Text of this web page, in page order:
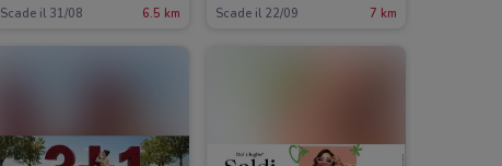
Scade il 31/08 6.5 km Scade il 22/09 7 km